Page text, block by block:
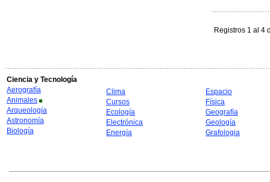
Registros 1 al 4
Ciencia y Tecnología
Aerografía
Animales
Arqueología
Astronomía
Biología
Clima
Cursos
Ecología
Electrónica
Energía
Espacio
Física
Geografía
Geología
Grafologia